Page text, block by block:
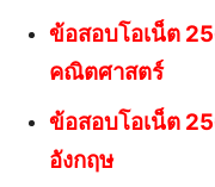
ข้อสอบโอเน็ต
คณิตศาสตร์
ข้อสอบโอเน็ต
อังกฤษ